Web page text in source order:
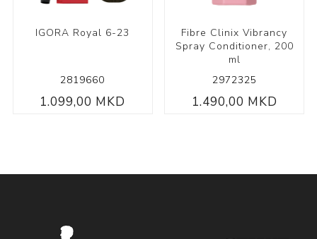
IGORA Royal 6-23
2819660
1.099,00 MKD
Fibre Clinix Vibrancy
Spray Conditioner, 200
ml
2972325
1.490,00 MKD